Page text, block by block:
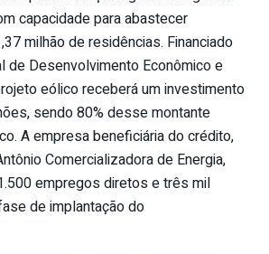
capacidade para abastecer
milhão de residências. Financiado
de Desenvolvimento Econômico e
eólico receberá um investimento
sendo 80% desse montante
A empresa beneficiária do crédito,
Comercializadora de Energia,
empregos diretos e três mil
de implantação do